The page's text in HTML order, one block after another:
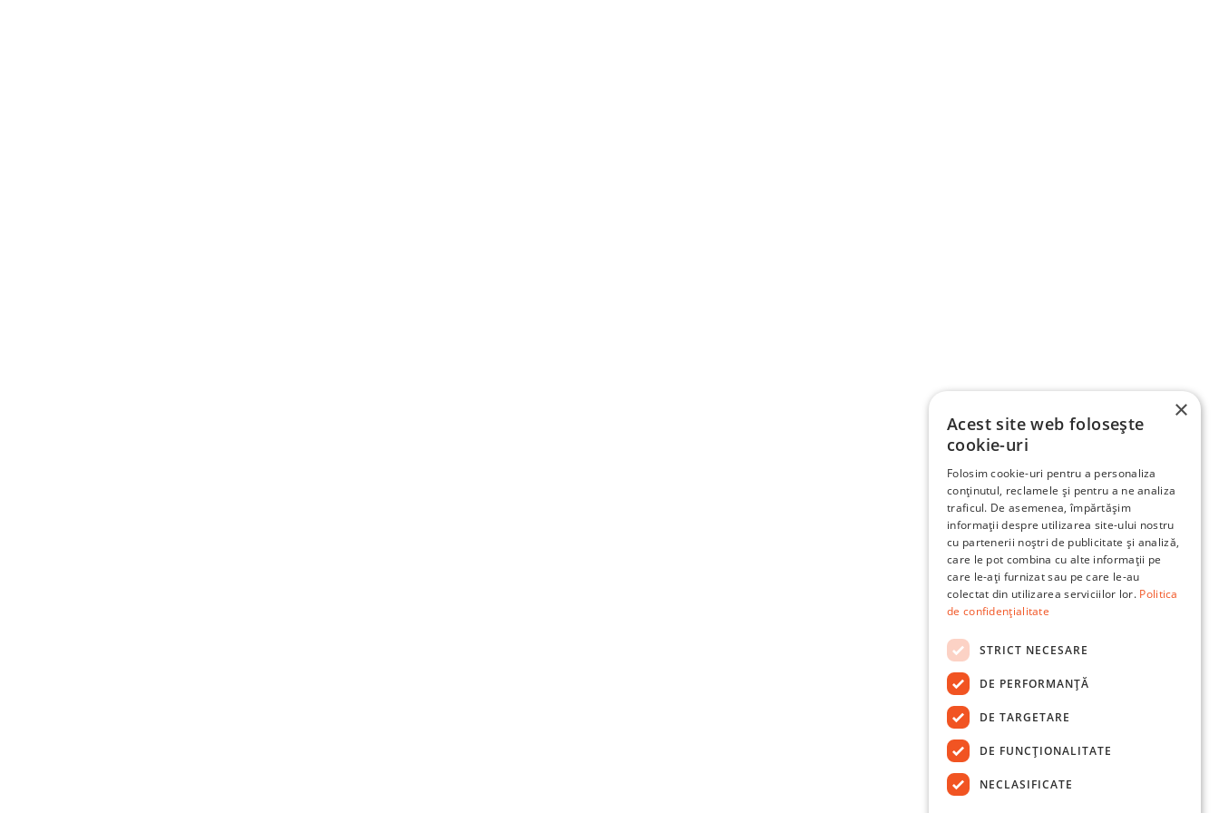
×
Acest site web folosește
cookie-uri
Folosim cookie-uri pentru a personaliza
conținutul, reclamele și pentru a ne analiza
traficul. De asemenea, împărtășim
informații despre utilizarea site-ului nostru
cu partenerii noștri de publicitate și analiză,
care le pot combina cu alte informații pe
care le-ați furnizat sau pe care le-au
colectat din utilizarea serviciilor lor. Politica
de confidențialitate
STRICT NECESARE
DE PERFORMANȚĂ
DE TARGETARE
DE FUNCŢIONALITATE
NECLASIFICATE